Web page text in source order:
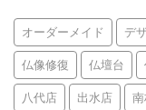
オーダーメイド デ
仏像修復 仏壇台
八代店 出水店